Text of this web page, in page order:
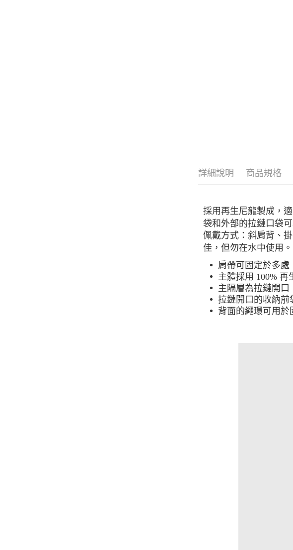
詳細說明 商品規格
採用再生尼龍製成，
袋和外部的拉鏈口袋
佩戴方式：斜肩背、
佳，但勿在水中使用。
肩帶可固定於多處
主體採用 100% 再
主隔層為拉鏈開口
拉鏈開口的收納前
背面的繩環可用於